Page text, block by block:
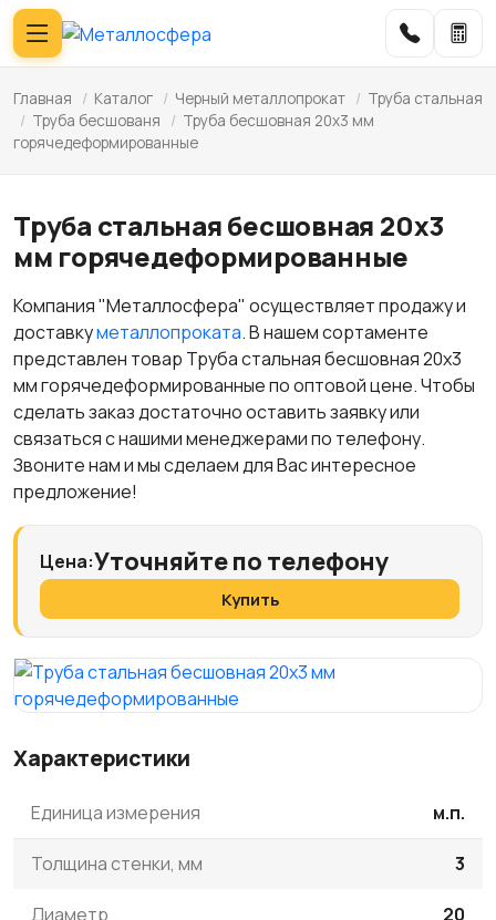
Главная / Каталог / Черный металлопрокат / Труба стальная
/ Труба бесшованя / Труба бесшовная 20х3 мм
горячедеформированные
Труба стальная бесшовная 20х3
мм горячедеформированные
Компания "Металлосфера" осуществляет продажу и
доставкуметаллопроката. В нашем сортаменте
представлен товар Труба стальная бесшовная 20х3
мм горячедеформированные по оптовой цене. Чтобы
сделать заказ достаточно оставить заявку или
связаться с нашими менеджерами по телефону.
Звоните нам и мы сделаем для Вас интересное
предложение!
Цена:Уточняйте по телефону
Купить
Характеристики
Единица измерения м.п.
Толщина стенки, мм 3
Диаметр 20